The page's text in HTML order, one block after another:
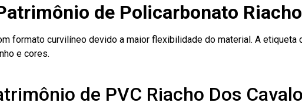
de Policarbonato
formato curvilíneo devido a maior flexibilidade do material. A
e cores.
de PVC Riacho Dos